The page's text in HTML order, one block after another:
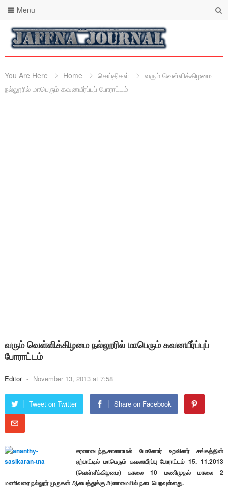
Menu
You Are Here Home செய்திகள்
வரும் வெள்ளிக்கிழமை
நல்லூரில் மாபெரும் கவனயீர்ப்புப் போராட்டம்
வரும் வெள்ளிக்கிழமை நல்லூரில் மாபெரும் கவனயீர்ப்புப்
போராட்டம்
Editor - November 13, 2013 at 7:58
Tweet on Twitter Share on Facebook
சரணடைந்த,காணாமல் போனோர் உறவினர் சங்கத்தின்
ஏற்பாட்டில் மாபெரும் கவனயீர்ப்பு போராட்டம் 15. 11.2013
(வெள்ளீக்கிழமை) காலை 10 மணிமுதல் மாலை 2
மணிவரை நல்லூர் முருகன் ஆலயத்துக்கு அணமையில் நடைபெறவுள்ளது.